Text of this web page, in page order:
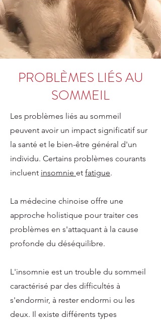
PROBLÈMES LIÉS AU
SOMMEIL
Les problèmes liés au sommeil
peuvent avoir un impact significatif sur
la santé et le bien-être général d'un
individu. Certains problèmes courants
incluent insomnie et fatigue.
La médecine chinoise offre une
approche holistique pour traiter ces
problèmes en s'attaquant à la cause
profonde du déséquilibre.
L'insomnie est un trouble du sommeil
caractérisé par des difficultés à
s'endormir, à rester endormi ou les
deux. Il existe différents types